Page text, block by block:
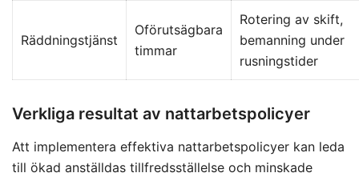
Räddningstjänst
Oförutsägbara
timmar
Rotering av skift,
bemanning under
rusningstider
Verkliga resultat av nattarbetspolicyer
Att implementera effektiva nattarbetspolicyer kan leda
till ökad anställdas tillfredsställelse och minskade